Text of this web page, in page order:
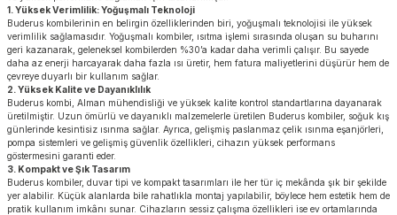
1. Yüksek Verimlilik: Yoğuşmalı Teknoloji
Buderus kombilerinin en belirgin özelliklerinden biri, yoğuşmalı teknolojisi ile yüksek
verimlilik sağlamasıdır. Yoğuşmalı kombiler, ısıtma işlemi sırasında oluşan su buharını
geri kazanarak, geleneksel kombilerden %30’a kadar daha verimli çalışır. Bu sayede
daha az enerji harcayarak daha fazla ısı üretir, hem fatura maliyetlerini düşürür hem de
çevreye duyarlı bir kullanım sağlar.
2. Yüksek Kalite ve Dayanıklılık
Buderus kombi, Alman mühendisliği ve yüksek kalite kontrol standartlarına dayanarak
üretilmiştir. Uzun ömürlü ve dayanıklı malzemelerle üretilen Buderus kombiler, soğuk kış
günlerinde kesintisiz ısınma sağlar. Ayrıca, gelişmiş paslanmaz çelik ısınma eşanjörleri,
pompa sistemleri ve gelişmiş güvenlik özellikleri, cihazın yüksek performans
göstermesini garanti eder.
3. Kompakt ve Şık Tasarım
Buderus kombiler, duvar tipi ve kompakt tasarımları ile her tür iç mekânda şık bir şekilde
yer alabilir. Küçük alanlarda bile rahatlıkla montaj yapılabilir, böylece hem estetik hem de
pratik kullanım imkânı sunar. Cihazların sessiz çalışma özellikleri ise ev ortamlarında